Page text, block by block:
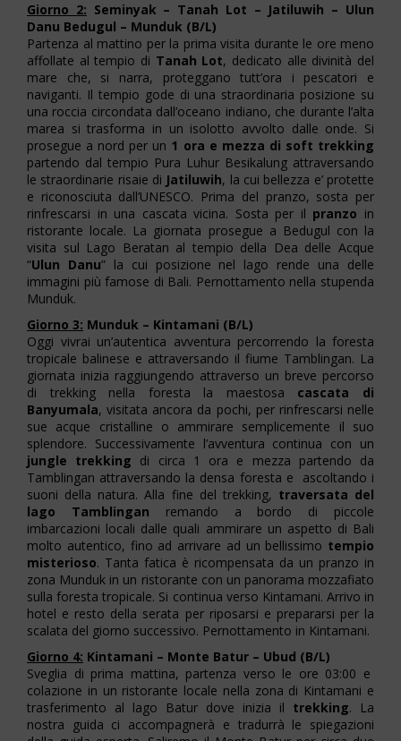
Giorno 2: Seminyak – Tanah Lot – Jatiluwih – Ulun
Danu Bedugul – Munduk (B/L)
Partenza al mattino per la prima visita durante le ore meno
affollate al tempio di Tanah Lot, dedicato alle divinità del
mare che, si narra, proteggano tutt’ora i pescatori e
naviganti. Il tempio gode di una straordinaria posizione su
una roccia circondata dall’oceano indiano, che durante l’alta
marea si trasforma in un isolotto avvolto dalle onde. Si
prosegue a nord per un 1 ora e mezza di soft trekking
partendo dal tempio Pura Luhur Besikalung attraversando
le straordinarie risaie di Jatiluwih, la cui bellezza e’ protette
e riconosciuta dall’UNESCO. Prima del pranzo, sosta per
rinfrescarsi in una cascata vicina. Sosta per il pranzo in
ristorante locale. La giornata prosegue a Bedugul con la
visita sul Lago Beratan al tempio della Dea delle Acque
“Ulun Danu” la cui posizione nel lago rende una delle
immagini più famose di Bali. Pernottamento nella stupenda
Munduk.
Giorno 3: Munduk – Kintamani (B/L)
Oggi vivrai un’autentica avventura percorrendo la foresta
tropicale balinese e attraversando il fiume Tamblingan. La
giornata inizia raggiungendo attraverso un breve percorso
di trekking nella foresta la maestosa cascata di
Banyumala, visitata ancora da pochi, per rinfrescarsi nelle
sue acque cristalline o ammirare semplicemente il suo
splendore. Successivamente l’avventura continua con un
jungle trekking di circa 1 ora e mezza partendo da
Tamblingan attraversando la densa foresta e ascoltando i
suoni della natura. Alla fine del trekking, traversata del
lago Tamblingan remando a bordo di piccole
imbarcazioni locali dalle quali ammirare un aspetto di Bali
molto autentico, fino ad arrivare ad un bellissimo tempio
misterioso. Tanta fatica è ricompensata da un pranzo in
zona Munduk in un ristorante con un panorama mozzafiato
sulla foresta tropicale. Si continua verso Kintamani. Arrivo in
hotel e resto della serata per riposarsi e prepararsi per la
scalata del giorno successivo. Pernottamento in Kintamani.
Giorno 4: Kintamani – Monte Batur – Ubud (B/L)
Sveglia di prima mattina, partenza verso le ore 03:00 e
colazione in un ristorante locale nella zona di Kintamani e
trasferimento al lago Batur dove inizia il trekking. La
nostra guida ci accompagnerà e tradurrà le spiegazioni